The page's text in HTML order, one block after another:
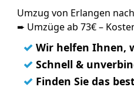
Umzug von Erlangen
➨ Umzüge ab 73€ –
✓ Wir helfen Ihnen,
✓ Schnell &
✓ Finden Sie das